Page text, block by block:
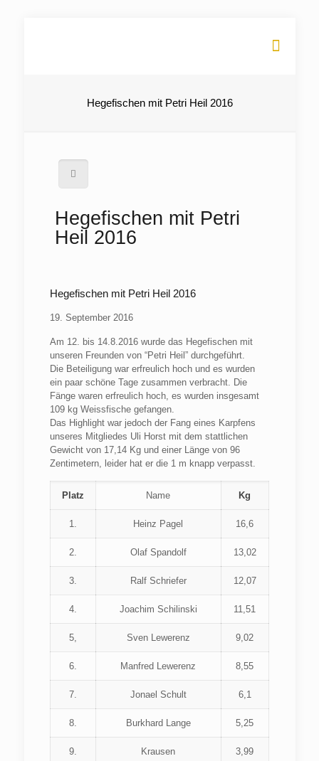
Hegefischen mit Petri Heil 2016
Hegefischen mit Petri
Heil 2016
Hegefischen mit Petri Heil 2016
19. September 2016
Am 12. bis 14.8.2016 wurde das Hegefischen mit
unseren Freunden von “Petri Heil” durchgeführt.
Die Beteiligung war erfreulich hoch und es wurden
ein paar schöne Tage zusammen verbracht. Die
Fänge waren erfreulich hoch, es wurden insgesamt
109 kg Weissfische gefangen.
Das Highlight war jedoch der Fang eines Karpfens
unseres Mitgliedes Uli Horst mit dem stattlichen
Gewicht von 17,14 Kg und einer Länge von 96
Zentimetern, leider hat er die 1 m knapp verpasst.
Platz Name Kg
1. Heinz Pagel 16,6
2. Olaf Spandolf 13,02
3. Ralf Schriefer 12,07
4. Joachim Schilinski 11,51
5, Sven Lewerenz 9,02
6. Manfred Lewerenz 8,55
7. Jonael Schult 6,1
8. Burkhard Lange 5,25
9. Krausen 3,99